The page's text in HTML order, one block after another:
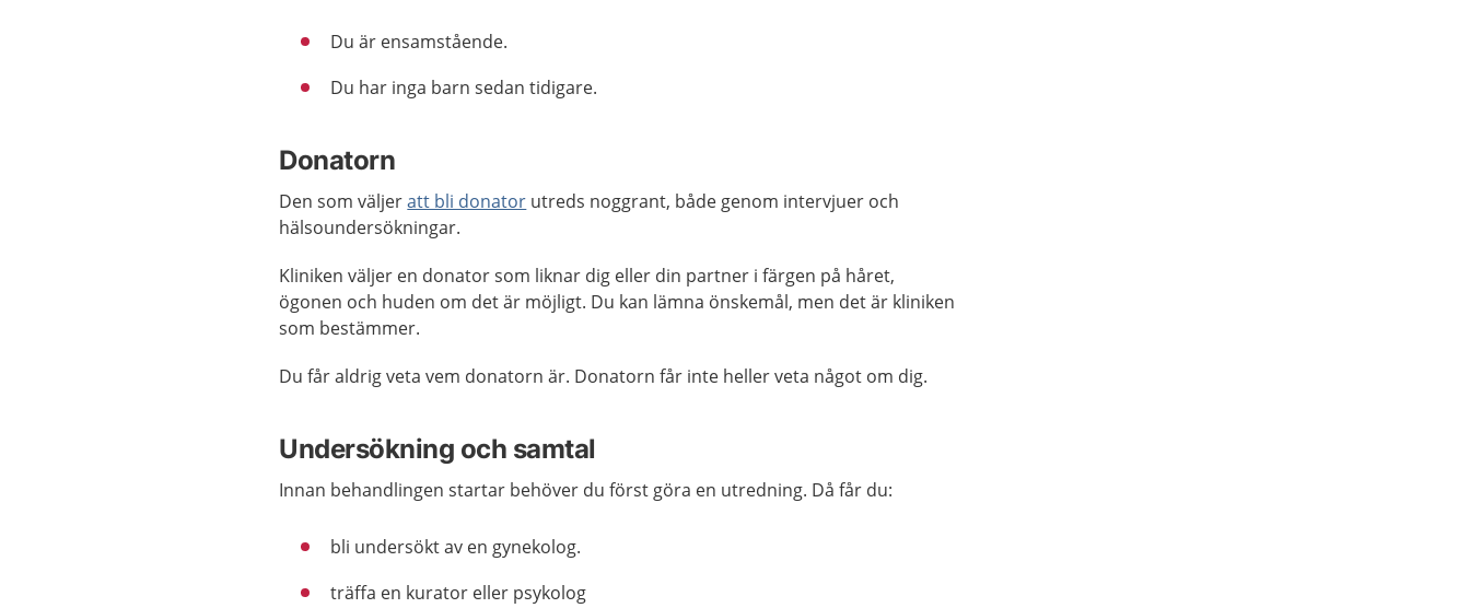
Du är ensamstående.
Du har inga barn sedan tidigare.
Donatorn
Den som väljeratt bli donator utreds noggrant, både genom intervjuer och
hälsoundersökningar.
Kliniken väljer en donator som liknar dig eller din partner i färgen på håret,
ögonen och huden om det är möjligt. Du kan lämna önskemål, men det är kliniken
som bestämmer.
Du får aldrig veta vem donatorn är. Donatorn får inte heller veta något om dig.
Undersökning och samtal
Innan behandlingen startar behöver du först göra en utredning. Då får du:
bli undersökt av en gynekolog.
träffa en kurator eller psykolog